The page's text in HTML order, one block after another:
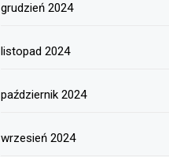
grudzień 2024
listopad 2024
październik 2024
wrzesień 2024